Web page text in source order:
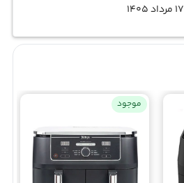
۱۷ مرداد ۱۴۰۵
موجود